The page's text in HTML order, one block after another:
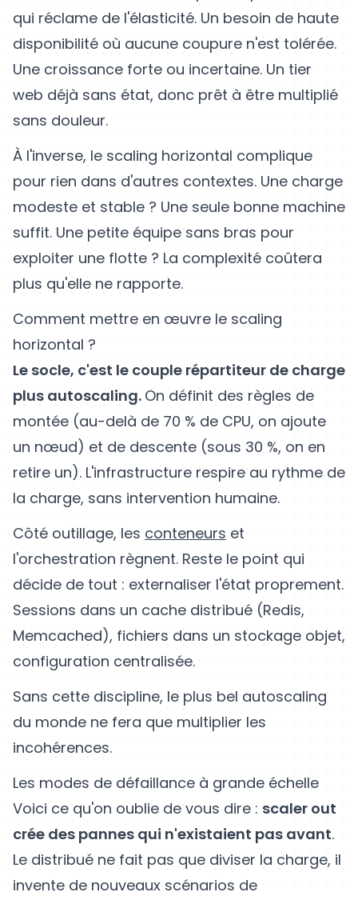
qui réclame de l'élasticité. Un besoin de haute
disponibilité où aucune coupure n'est tolérée.
Une croissance forte ou incertaine. Un tier
web déjà sans état, donc prêt à être multiplié
sans douleur.
À l'inverse, le scaling horizontal complique
pour rien dans d'autres contextes. Une charge
modeste et stable ? Une seule bonne machine
suffit. Une petite équipe sans bras pour
exploiter une flotte ? La complexité coûtera
plus qu'elle ne rapporte.
Comment mettre en œuvre le scaling
horizontal ?
Le socle, c'est le couple répartiteur de charge
plus autoscaling. On définit des règles de
montée (au-delà de 70 % de CPU, on ajoute
un nœud) et de descente (sous 30 %, on en
retire un). L'infrastructure respire au rythme de
la charge, sans intervention humaine.
Côté outillage, les conteneurs et
l'orchestration règnent. Reste le point qui
décide de tout : externaliser l'état proprement.
Sessions dans un cache distribué (Redis,
Memcached), fichiers dans un stockage objet,
configuration centralisée.
Sans cette discipline, le plus bel autoscaling
du monde ne fera que multiplier les
incohérences.
Les modes de défaillance à grande échelle
Voici ce qu'on oublie de vous dire : scaler out
crée des pannes qui n'existaient pas avant.
Le distribué ne fait pas que diviser la charge, il
invente de nouveaux scénarios de